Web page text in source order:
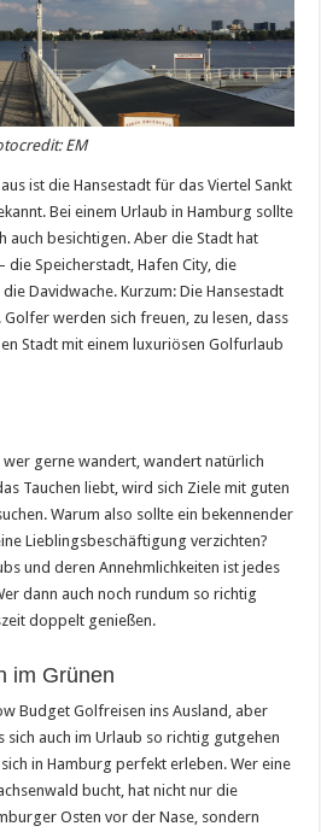
EM
ist die Hansestadt für das Viertel Sankt
Bei einem Urlaub in Hamburg sollte
auch besichtigen. Aber die Stadt hat
die Speicherstadt, Hafen City, die
Davidwache. Kurzum: Die Hansestadt
werden sich freuen, zu lesen, dass
Stadt mit einem luxuriösen Golfurlaub
wer gerne wandert, wandert natürlich
Tauchen liebt, wird sich Ziele mit guten
Warum also sollte ein bekennender
Lieblingsbeschäftigung verzichten?
und deren Annehmlichkeiten ist jedes
dann auch noch rundum so richtig
doppelt genießen.
im Grünen
Budget Golfreisen ins Ausland, aber
sich auch im Urlaub so richtig gutgehen
in Hamburg perfekt erleben. Wer eine
bucht, hat nicht nur die
Osten vor der Nase, sondern